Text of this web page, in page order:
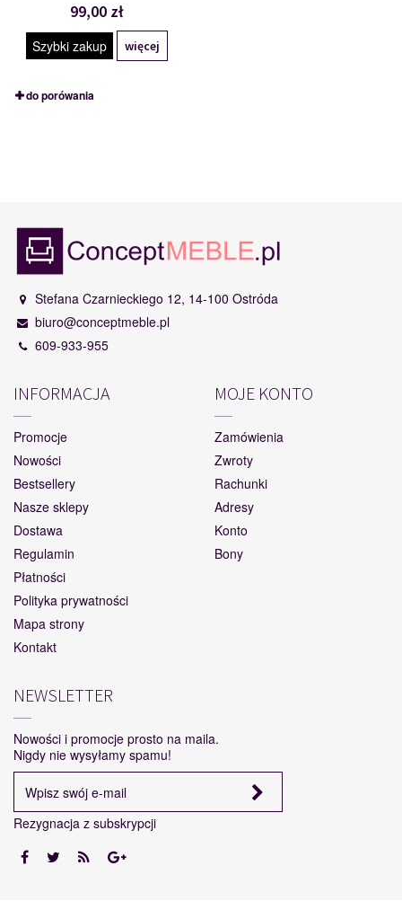
99,00 zł
Szybki zakup więcej
do porówania
Stefana Czarnieckiego 12, 14-100 Ostróda
biuro@conceptmeble.pl
609-933-955
INFORMACJA
Promocje
Nowości
Bestsellery
Nasze sklepy
Dostawa
Regulamin
Płatności
Polityka prywatności
Mapa strony
Kontakt
MOJE KONTO
Zamówienia
Zwroty
Rachunki
Adresy
Konto
Bony
NEWSLETTER
Nowości i promocje prosto na maila.
Nigdy nie wysyłamy spamu!
Rezygnacja z subskrypcji